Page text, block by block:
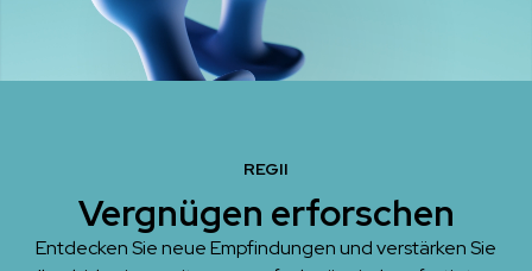
REGII
Vergnügen erforschen
Entdecken Sie neue Empfindungen und verstärken Sie